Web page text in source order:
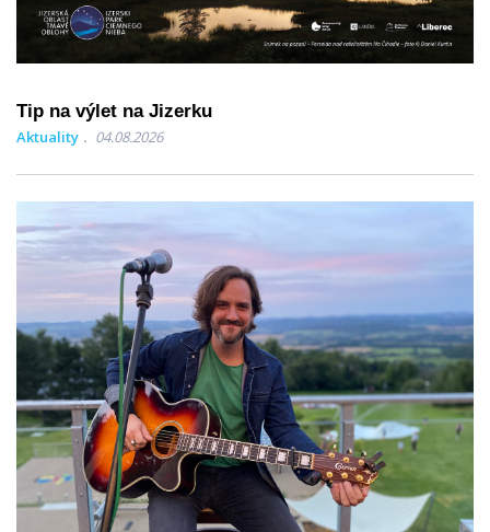
Tip na výlet na Jizerku
Aktuality 04.08.2026